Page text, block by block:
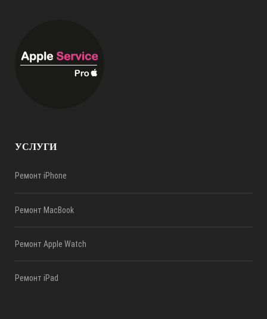
УСЛУГИ
Ремонт iPhone
Ремонт MacBook
Ремонт Apple Watch
Ремонт iPad